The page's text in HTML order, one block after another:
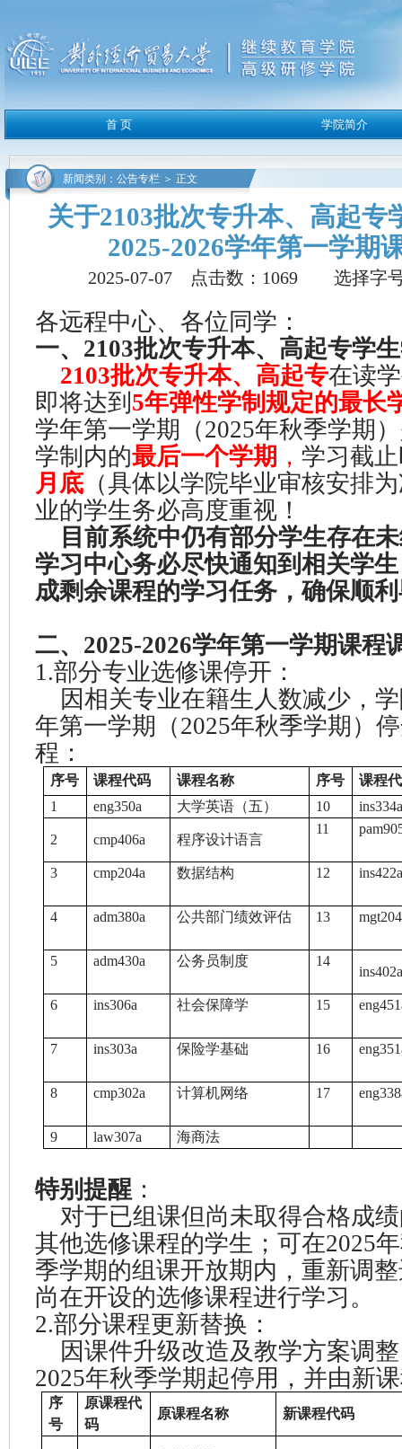
关于2103批次专升本、高起专
2025-2026学年第一学期
2025-07-07 点击数： 1069选择字
各远程中心、各位同学：
一、2103批次专升本、高起专学
2103批次专升本、高起专在读
即将达到 5年弹性学制规定的最长
学年第一学期（2025年秋季学期
学制内的最后一个学期 ， 学习截
月底 （具体以学院毕业审核安排
业的学生务必高度重视！
目前系统中仍有部分学生存在
学习中心务必尽快通知到相关学
成剩余课程的学习任务，确保顺
二、2025-2026学年第一学期课程
1.部分专业选修课停开：
因相关专业在籍生人数减少，学
年第一学期（2025年秋季学期）
程：
序号 课程代码 课程名称 序号
课程
1
eng350a 大学英语（五） 10
2 cmp406a 程序设计语言
11
3 cmp204a 数据结构 12
4 adm380a 公共部门绩效评估 13
5 adm430a 公务员制度 14
6 ins306a 社会保障学 15
7 ins303a 保险学基础 16
8 cmp302a 计算机网络 17
9 law307a 海商法
特别提醒 ：
对于已组课但尚未取得合格成
其他选修课程的学生；可在2025
季学期的组课开放期内，重新调
尚在开设的选修课程进行学习。
2.部分课程更新替换：
因课件升级改造及教学方案调
2025年秋季学期起停用，并由新
序
号
原课程代
码
原课程名称 新课程代码
新闻类别：公告专栏 ＞ 正文